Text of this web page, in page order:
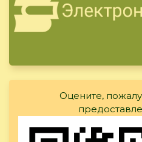
Оцените,